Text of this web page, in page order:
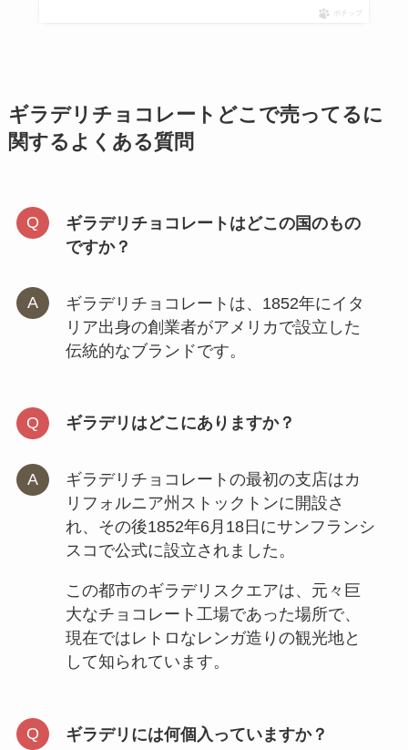
ポチップ
ギラデリチョコレートどこで売ってるに
関するよくある質問
ギラデリチョコレートはどこの国のもの
ですか？
ギラデリチョコレートは、1852年にイタ
リア出身の創業者がアメリカで設立した
伝統的なブランドです。
ギラデリはどこにありますか？
ギラデリチョコレートの最初の支店はカ
リフォルニア州ストックトンに開設さ
れ、その後1852年6月18日にサンフランシ
スコで公式に設立されました。
この都市のギラデリスクエアは、元々巨
大なチョコレート工場であった場所で、
現在ではレトロなレンガ造りの観光地と
して知られています。
ギラデリには何個入っていますか？